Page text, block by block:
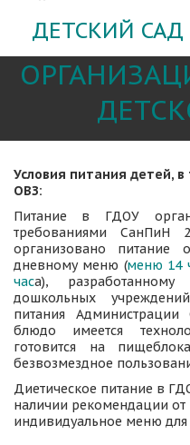
ДЕТСКИЙ САД
Условия питания детей,
ОВЗ:
Питание в ГДОУ
требованиями СанПиН
организовано
дневному меню (меню 14
часа),
дошкольных
питания Администрации
блюдо имеется
готовится на
безвозмездное
Диетическое питание в
наличии рекомендации от
индивидуальное меню для